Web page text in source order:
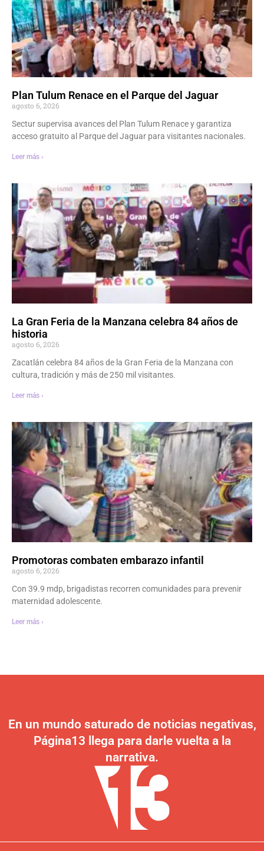
Plan Tulum Renace en el Parque del Jaguar
agosto 6, 2026
Sectur supervisa avances del Plan Tulum Renace y garantiza
acceso gratuito al Parque del Jaguar para visitantes nacionales.
Leer más ›
La Gran Feria de la Manzana celebra 84 años de
historia
agosto 6, 2026
Zacatlán celebra 84 años de la Gran Feria de la Manzana con
cultura, tradición y más de 250 mil visitantes.
Leer más ›
Promotoras combaten embarazo infantil
agosto 6, 2026
Con 39.9 mdp, brigadistas recorren comunidades para prevenir
maternidad adolescente.
Leer más ›
En un mundo saturado de noticias negativas,
Página13 llega para darle vuelta a la
narrativa.